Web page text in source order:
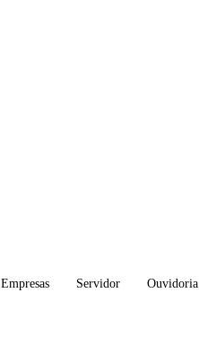
Empresas Servidor Ouvidoria